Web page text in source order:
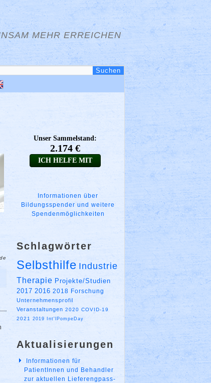
MEHR ERREICHEN
Informationen über
Bildungsspender und weitere
Spendenmöglichkeiten
Schlagwörter
Selbsthilfe Industrie
Therapie Projekte/Studien
2017 2016 2018 Forschung
Unternehmensprofil
Veranstaltungen 2020 COVID-19
2021
2019 Int'lPompeDay
Aktualisierungen
Informationen für
PatientInnen und Behandler
zur aktuellen Lieferengpass-